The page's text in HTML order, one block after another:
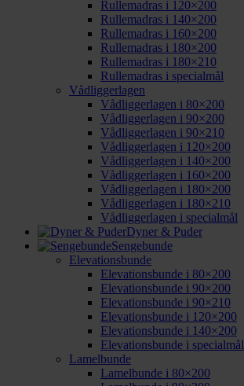
Rullemadras i 120×200
Rullemadras i 140×200
Rullemadras i 160×200
Rullemadras i 180×200
Rullemadras i 180×210
Rullemadras i specialmål
Vådliggerlagen
Vådliggerlagen i 80×200
Vådliggerlagen i 90×200
Vådliggerlagen i 90×210
Vådliggerlagen i 120×200
Vådliggerlagen i 140×200
Vådliggerlagen i 160×200
Vådliggerlagen i 180×200
Vådliggerlagen i 180×210
Vådliggerlagen i specialmål
Dyner & Puder
Sengebunde
Elevationsbunde
Elevationsbunde i 80×200
Elevationsbunde i 90×200
Elevationsbunde i 90×210
Elevationsbunde i 120×200
Elevationsbunde i 140×200
Elevationsbunde i specialmål
Lamelbunde
Lamelbunde i 80×200